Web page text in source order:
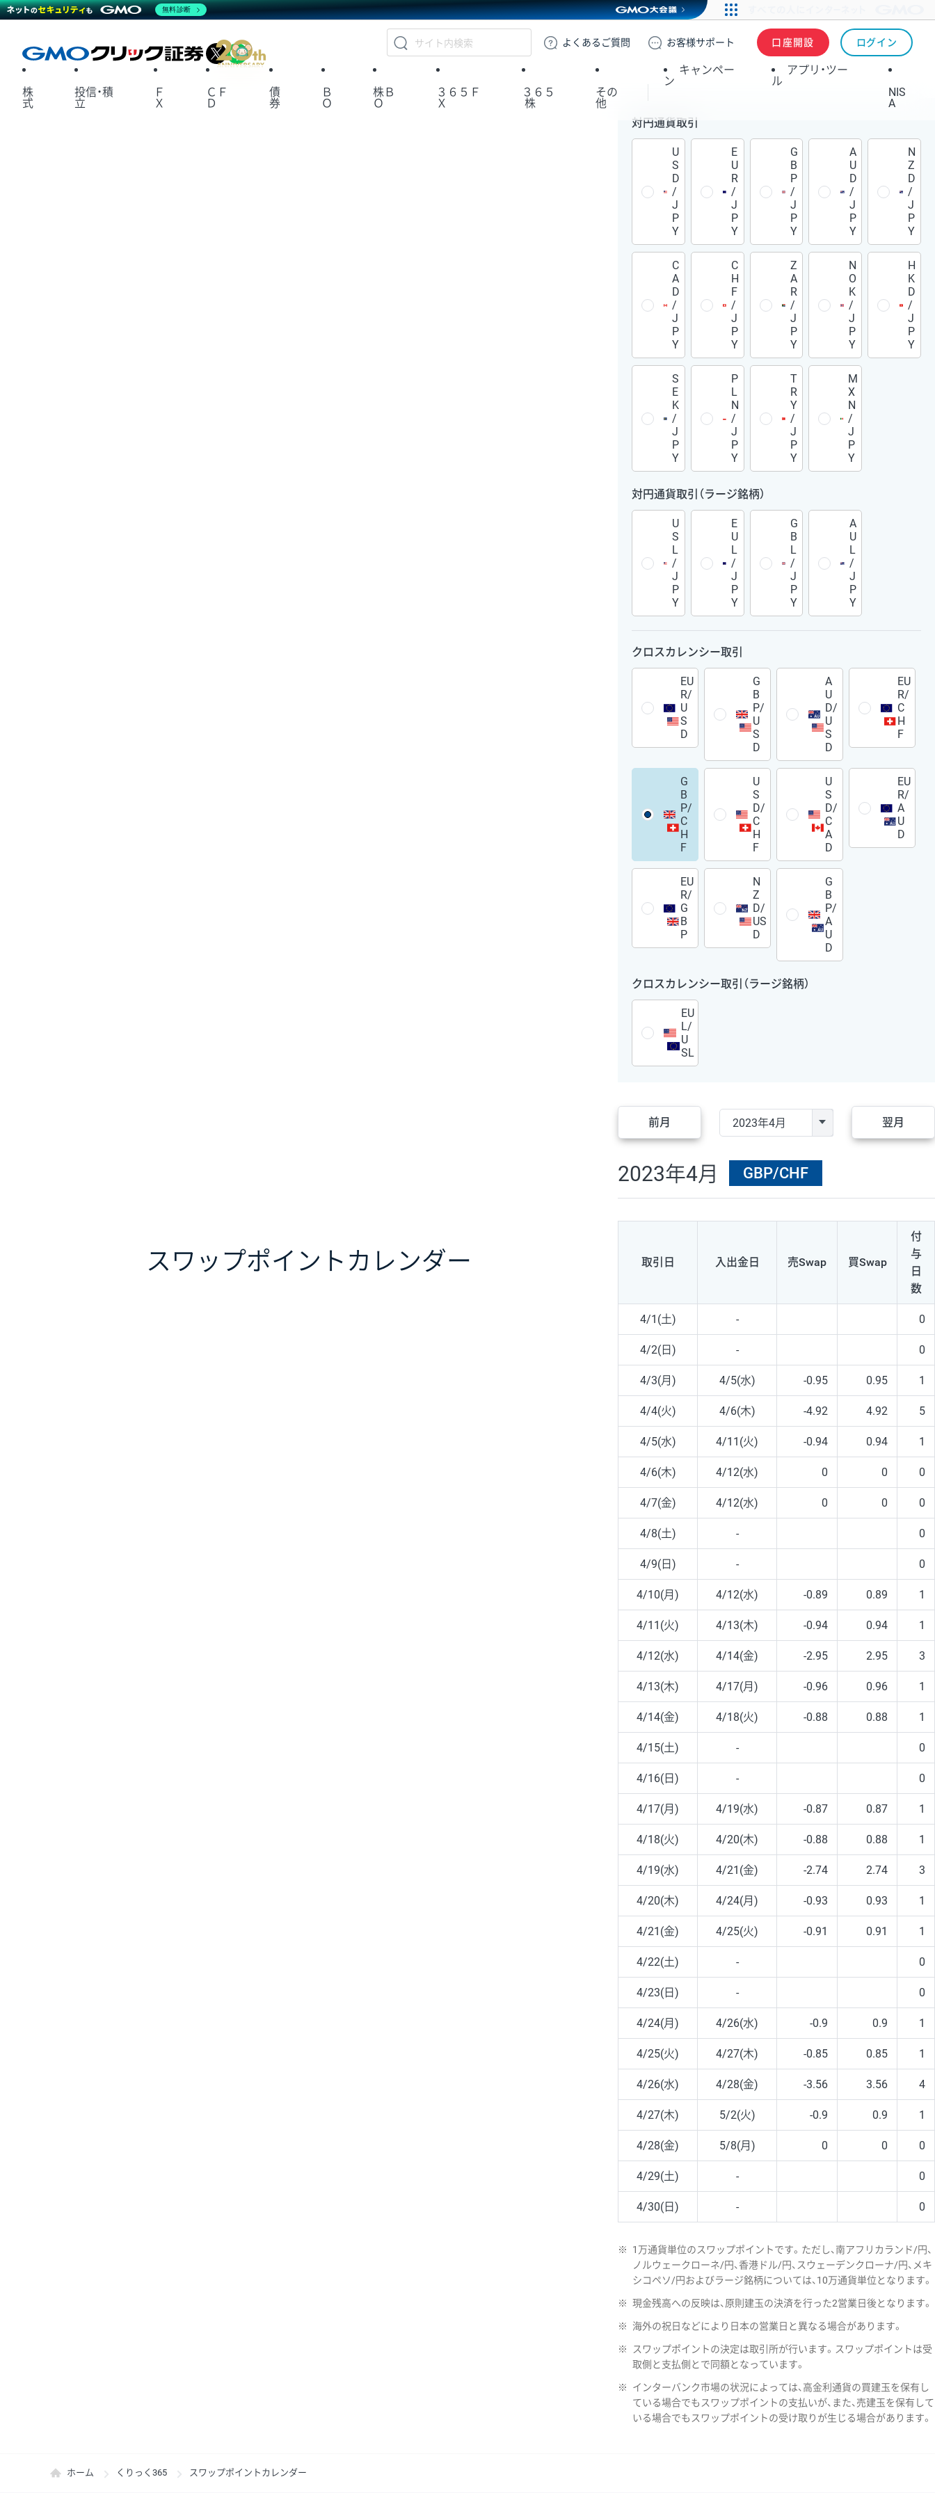
GMOクリック証券
よくある ご質問 お客様サポート 口座開設 ログイン
X
株
式
投信・積
立
Ｆ
Ｘ
ＣＦ
Ｄ
債
券
Ｂ
Ｏ
株Ｂ
Ｏ
３６５Ｆ
Ｘ
３６５
株
その
他
キャンペー
ン
アプリ・ツー
ル
NIS
A
スワップポイント カレンダー
対円通貨取引
U
S
D
/
J
P
Y
E
U
R
/
J
P
Y
G
B
P
/
J
P
Y
A
U
D
/
J
P
Y
N
Z
D
/
J
P
Y
C
A
D
/
J
P
Y
C
H
F
/
J
P
Y
Z
A
R
/
J
P
Y
N
O
K
/
J
P
Y
H
K
D
/
J
P
Y
S
E
K
/
J
P
Y
P
L
N
/
J
P
Y
T
R
Y
/
J
P
Y
M
X
N
/
J
P
Y
対円通貨取引（ラージ銘柄）
U
S
L
/
J
P
Y
E
U
L
/
J
P
Y
G
B
L
/
J
P
Y
A
U
L
/
J
P
Y
クロスカレンシー取引
EU
R/
U
S
D
G
B
P/
U
S
D
A
U
D/
U
S
D
EU
R/
C
H
F
G
B
P/
C
H
F
U
S
D/
C
H
F
U
S
D/
C
A
D
EU
R/
A
U
D
EU
R/
G
B
P
N
Z
D/
US
D
G
B
P/
A
U
D
クロスカレンシー取引（ラージ銘柄）
EU
L/
U
SL
前月 翌月
2023年4月 GBP/CHF
取引日 入出金日 売Swap 買Swap
付
与
日
数
4/1(土) - 0
4/2(日) - 0
4/3(月) 4/5(水) -0.95 0.95 1
4/4(火) 4/6(木) -4.92 4.92 5
4/5(水) 4/11(火) -0.94 0.94 1
4/6(木) 4/12(水) 0 0 0
4/7(金) 4/12(水) 0 0 0
4/8(土) - 0
4/9(日) - 0
4/10(月) 4/12(水) -0.89 0.89 1
4/11(火) 4/13(木) -0.94 0.94 1
4/12(水) 4/14(金) -2.95 2.95 3
4/13(木) 4/17(月) -0.96 0.96 1
4/14(金) 4/18(火) -0.88 0.88 1
4/15(土) - 0
4/16(日) - 0
4/17(月) 4/19(水) -0.87 0.87 1
4/18(火) 4/20(木) -0.88 0.88 1
4/19(水) 4/21(金) -2.74 2.74 3
4/20(木) 4/24(月) -0.93 0.93 1
4/21(金) 4/25(火) -0.91 0.91 1
4/22(土) - 0
4/23(日) - 0
4/24(月) 4/26(水) -0.9 0.9 1
4/25(火) 4/27(木) -0.85 0.85 1
4/26(水) 4/28(金) -3.56 3.56 4
4/27(木) 5/2(火) -0.9 0.9 1
4/28(金) 5/8(月) 0 0 0
4/29(土) - 0
4/30(日) - 0
※
1万通貨単位のスワップポイントです。ただし、南アフリカランド/円、
ノルウェークローネ/円、香港ドル/円、スウェーデンクローナ/円、メキ
シコペソ/円およびラージ銘柄については、10万通貨単位となります。
※ 現金残高への反映は、原則建玉の決済を行った2営業日後となります。
※ 海外の祝日などにより日本の営業日と異なる場合があります。
※
スワップポイントの決定は取引所が行います。スワップポイントは受
取側と支払側とで同額となっています。
※
インターバンク市場の状況によっては、高金利通貨の買建玉を保有し
ている場合でもスワップポイントの支払いが、また、売建玉を保有して
いる場合でもスワップポイントの受け取りが生じる場合があります。
ホーム くりっく365 スワップポイントカレンダー
無料診断